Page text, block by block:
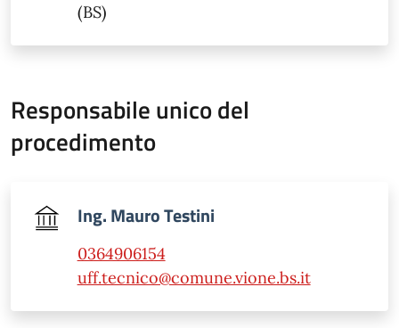
(BS)
Responsabile unico del
procedimento
Ing. Mauro Testini
0364906154
uff.tecnico@comune.vione.bs.it